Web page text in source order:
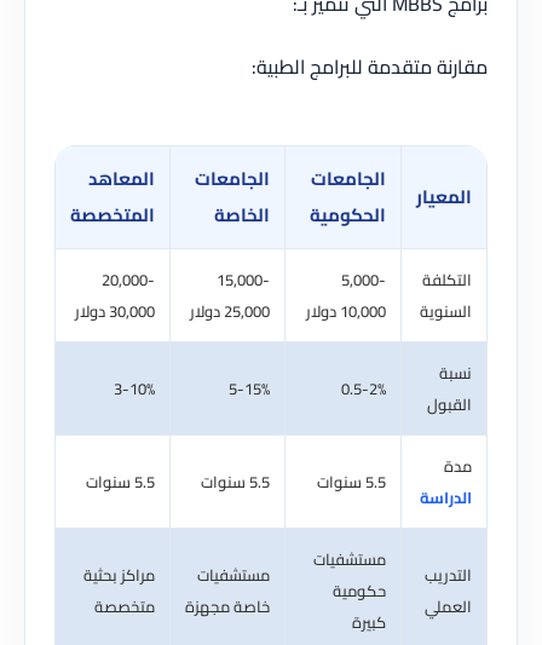
متقدمة للبرامج الطبية:
الحكومية
الجامعات
الخاصة
المعاهد
المتخصصة
5,000-
10,000 دولار
15,000-
25,000 دولار
20,000-
30,000 دولار
0.5-2%
5-15%
3-10%
5.5 سنوات 5.5 سنوات 5.5 سنوات
حكومية
كبيرة
مستشفيات
خاصة مجهزة
مراكز بحثية
متخصصة